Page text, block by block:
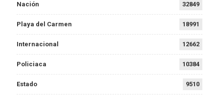
Nación 32849
Playa del Carmen 18991
Internacional 12662
Policiaca 10384
Estado 9510